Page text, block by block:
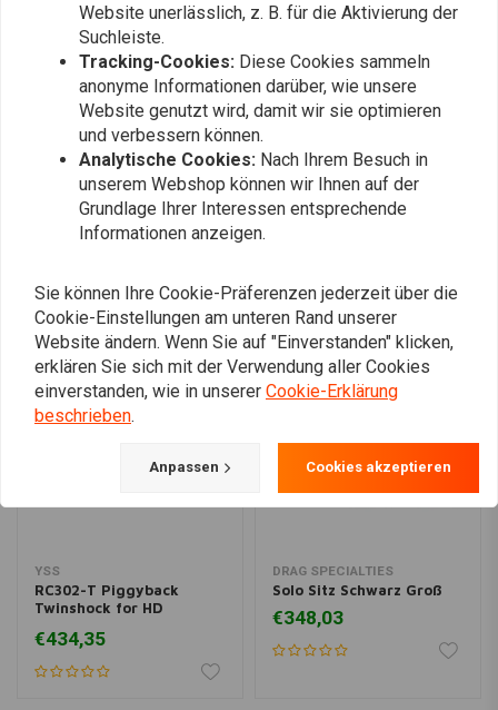
Passend für:> 1" (25mm) Lenker
Fügen Sie Ihre Bewertung hinzu
YSS
RC302-T Piggyback
Twinshock for HD
€434,35
DRAG SPECIALTIES
Solo Sitz Schwarz Groß
€348,03
Website unerlässlich, z. B. für die Aktivierung der
Suchleiste.
Tracking-Cookies: Diese Cookies sammeln
anonyme Informationen darüber, wie unsere
Website genutzt wird, damit wir sie optimieren
und verbessern können.
Analytische Cookies: Nach Ihrem Besuch in
unserem Webshop können wir Ihnen auf der
Grundlage Ihrer Interessen entsprechende
Informationen anzeigen.
Sie können Ihre Cookie-Präferenzen jederzeit über die
Cookie-Einstellungen am unteren Rand unserer
Website ändern. Wenn Sie auf "Einverstanden" klicken,
erklären Sie sich mit der Verwendung aller Cookies
einverstanden, wie in unserer Cookie-Erklärung
beschrieben.
Anpassen Cookies akzeptieren